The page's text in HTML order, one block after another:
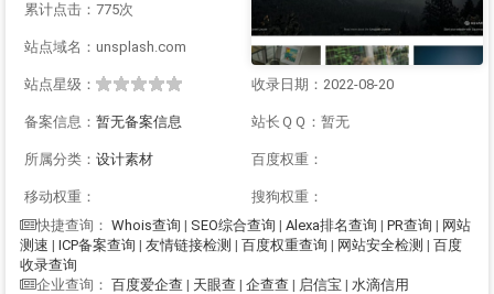
累计点击：775次
站点域名：unsplash.com
站点星级： 收录日期：2022-08-20
备案信息： 暂无备案信息 站长ＱＱ：暂无
所属分类： 设计素材 百度权重：
移动权重： 搜狗权重：
快捷查询： Whois查询 | SEO综合查询 | Alexa排名查询 | PR查询 | 网站
测速 | ICP备案查询 | 友情链接检测 | 百度权重查询 | 网站安全检测 | 百度
收录查询
企业查询： 百度爱企查 | 天眼查 | 企查查 | 启信宝 | 水滴信用